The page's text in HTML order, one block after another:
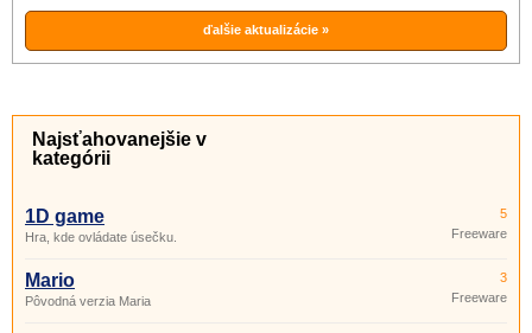
ďalšie aktualizácie »
Najsťahovanejšie v
kategórii
1D game
Hra, kde ovládate úsečku.
5
Freeware
Mario
Pôvodná verzia Maria
3
Freeware